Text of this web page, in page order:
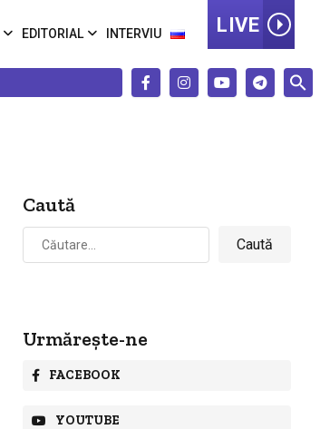
EDITORIAL INTERVIU LIVE
Caută
Caută
după:
Urmărește-ne
FACEBOOK
YOUTUBE